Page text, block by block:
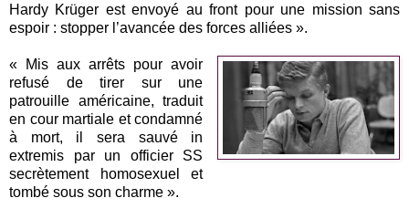
Hardy Krüger est envoyé au front pour une mission sans
espoir : stopper l’avancée des forces alliées ».
« Mis aux arrêts pour avoir
refusé de tirer sur une
patrouille américaine, traduit
en cour martiale et condamné
à mort, il sera sauvé in
extremis par un officier SS
secrètement homosexuel et
tombé sous son charme ».